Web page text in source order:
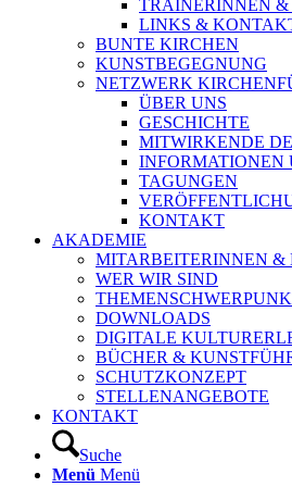
TRAINERINNEN &
LINKS &
BUNTE KIRCHEN
KUNSTBEGEGNUNG
NETZWERK
ÜBER UNS
GESCHICHTE
MITWIRKENDE
INFORMATIONEN
TAGUNGEN
KONTAKT
AKADEMIE
MITARBEITERINNEN &
WER WIR SIND
DOWNLOADS
DIGITALE
BÜCHER &
SCHUTZKONZEPT
STELLENANGEBOTE
KONTAKT
Suche
Menü Menü